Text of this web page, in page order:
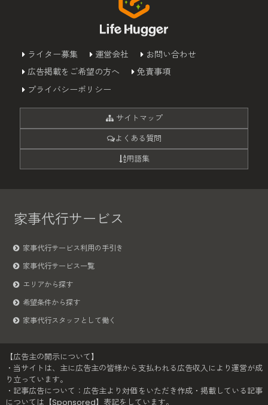
ライター募集 運営会社
お問い合わせ
広告掲載をご希望の方へ
免責事項
プライバシーポリシー
サイトマップ
よくある質問
用語集
家事代行サービス
家事代行サービス利用の手引き
家事代行サービス一覧
エリアから探す
希望条件から探す
家事代行スタッフとして働く
【広告主の開示について】
・当サイトは、主に広告主の皆様から支払われる広告収入により運営が成
り立っています。
・記事広告について：広告主より対価をいただき作成・掲載している記事
については【Sponsored】表記をしています。